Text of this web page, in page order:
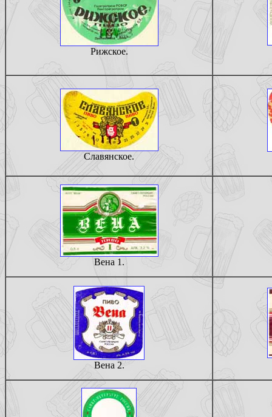
Рижское.
Славянское.
Вена 1.
Вена 2.